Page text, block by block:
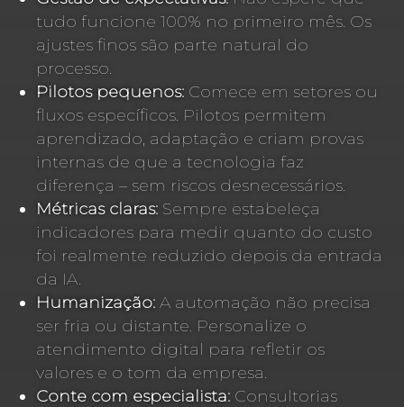
tudo funcione 100% no primeiro mês. Os
ajustes finos são parte natural do
processo.
Pilotos pequenos: Comece em setores ou
fluxos específicos. Pilotos permitem
aprendizado, adaptação e criam provas
internas de que a tecnologia faz
diferença – sem riscos desnecessários.
Métricas claras: Sempre estabeleça
indicadores para medir quanto do custo
foi realmente reduzido depois da entrada
da IA.
Humanização: A automação não precisa
ser fria ou distante. Personalize o
atendimento digital para refletir os
valores e o tom da empresa.
Conte com especialista: Consultorias